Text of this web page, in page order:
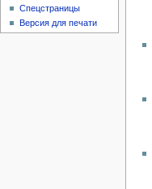
Спецстраницы
Версия для печати